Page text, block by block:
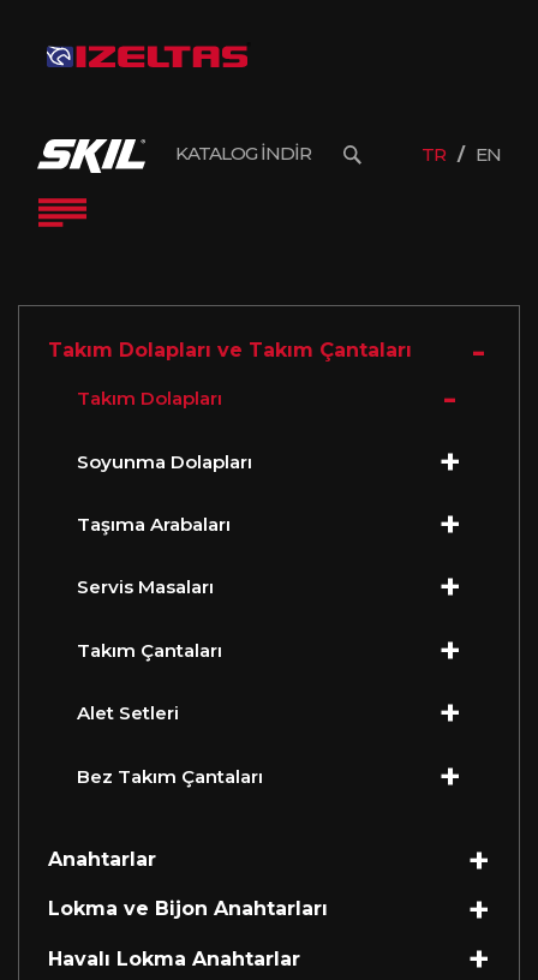
KATALOG İNDİR TR EN
Takım Dolapları ve Takım Çantaları
Takım Dolapları
Soyunma Dolapları
Taşıma Arabaları
Servis Masaları
Takım Çantaları
Alet Setleri
Bez Takım Çantaları
Anahtarlar
Lokma ve Bijon Anahtarları
Havalı Lokma Anahtarlar